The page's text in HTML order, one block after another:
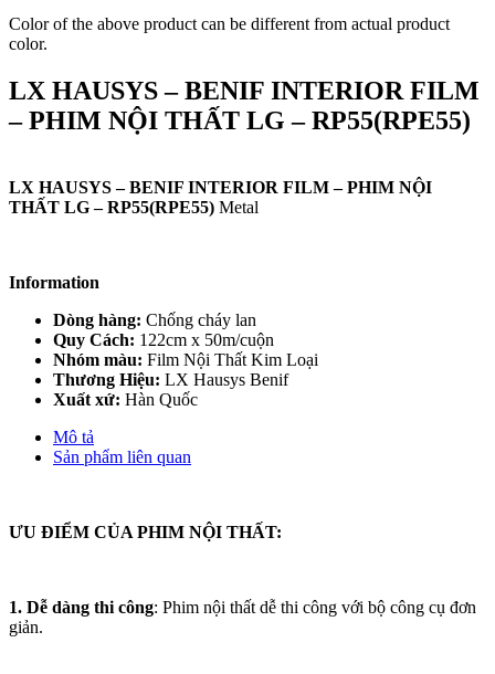
Color of the above product can be different from actual product
color.
LX HAUSYS – BENIF INTERIOR FILM
– PHIM NỘI THẤT LG – RP55(RPE55)
LX HAUSYS – BENIF INTERIOR FILM – PHIM NỘI
THẤT LG – RP55(RPE55) Metal
Information
Dòng hàng: Chống cháy lan
Quy Cách: 122cm x 50m/cuộn
Nhóm màu: Film Nội Thất Kim Loại
Thương Hiệu: LX Hausys Benif
Xuất xứ: Hàn Quốc
Mô tả
Sản phẩm liên quan
ƯU ĐIỂM CỦA PHIM NỘI THẤT:
1. Dễ dàng thi công: Phim nội thất dễ thi công với bộ công cụ đơn
giản.